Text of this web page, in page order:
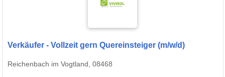
Verkäufer - Vollzeit gern Quereinsteiger (m/w/d)
Reichenbach im Vogtland, 08468